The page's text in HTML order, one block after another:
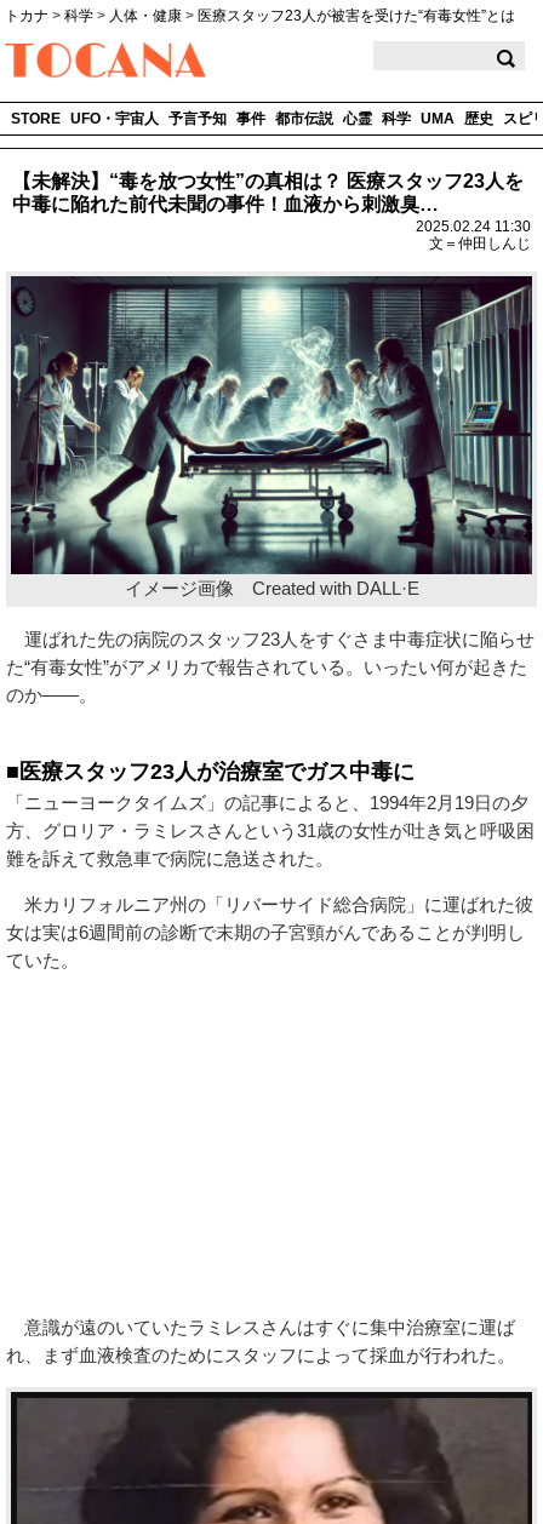
トカナ > 科学 > 人体・健康 > 医療スタッフ23人が被害を受けた“有毒女性”とは
STORE UFO・宇宙人 予言予知 事件 都市伝説 心霊 科学 UMA 歴史 スピ
【未解決】“毒を放つ女性”の真相は？ 医療スタッフ23人を
中毒に陥れた前代未聞の事件！血液から刺激臭…
2025.02.24 11:30
文＝仲田しんじ
イメージ画像 Created with DALL·E
運ばれた先の病院のスタッフ23人をすぐさま中毒症状に陥らせ
た“有毒女性”がアメリカで報告されている。いったい何が起きた
のか――。
■医療スタッフ23人が治療室でガス中毒に
「ニューヨークタイムズ」の記事によると、1994年2月19日の夕
方、グロリア・ラミレスさんという31歳の女性が吐き気と呼吸困
難を訴えて救急車で病院に急送された。
米カリフォルニア州の「リバーサイド総合病院」に運ばれた彼
女は実は6週間前の診断で末期の子宮頸がんであることが判明し
ていた。
意識が遠のいていたラミレスさんはすぐに集中治療室に運ば
れ、まず血液検査のためにスタッフによって採血が行われた。